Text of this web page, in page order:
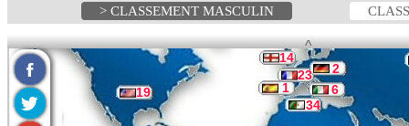
> CLASSEMENT MASCULIN
^
19
14
23
2
1
6
34